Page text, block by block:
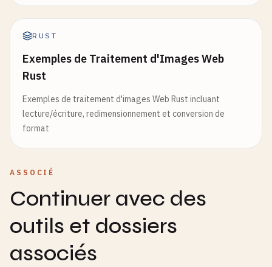
RUST
Exemples de Traitement d'Images Web
Rust
Exemples de traitement d'images Web Rust incluant
lecture/écriture, redimensionnement et conversion de
format
ASSOCIÉ
Continuer avec des
outils et dossiers
associés